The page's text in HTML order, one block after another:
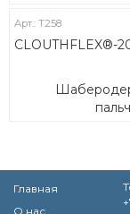
Арт.: Т258
CLOUTHFLEX®-
Главная
О нас